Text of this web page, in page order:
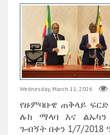
Wednesday, March 11, 2026
የዙምባቡዌ ጠቅላይ
ሉክ ማላባ እና
ጉብኝት በቀን 1/7/2018